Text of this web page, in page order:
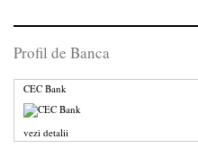
Profil de Banca
CEC Bank
vezi detalii